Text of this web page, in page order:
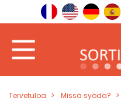
Tervetuloa Missä syödä?